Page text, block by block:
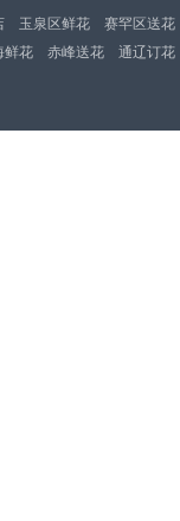
玉泉区鲜花
赛罕区送花
鲜花 赤峰送花
通辽订花